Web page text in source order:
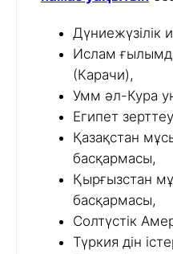
Дүниежүзілік
Ислам
(Карачи),
Умм әл-Кура
Египет
Қазақстан
басқармасы,
Қырғызстан
басқармасы,
Солтүстік
Түркия дін